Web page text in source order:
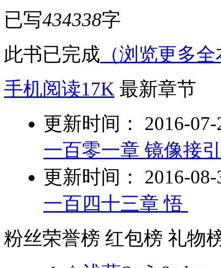
已写434338字
此书已完成 （浏览更多
手机阅读17K 最新章节
更新时间： 2016-
一百零一章 镜像接
更新时间： 2016-
一百四十三章 悟
粉丝荣誉榜 红包榜 礼物